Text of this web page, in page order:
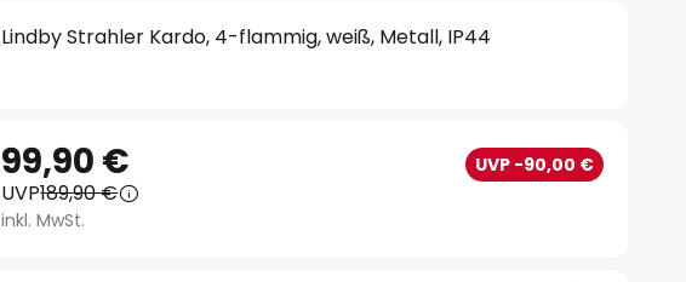
Lindby Strahler Kardo, 4-flammig, weiß, Metall, IP44
99,90 € UVP -90,00 €
UVP189,90 €
inkl. MwSt.